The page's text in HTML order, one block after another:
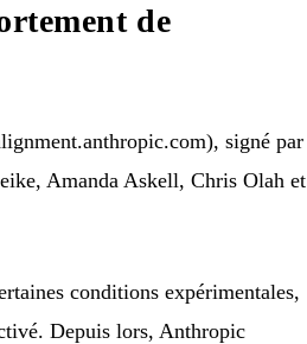
de
signé par
Amanda Askell, Chris Olah et
conditions expérimentales,
Depuis lors, Anthropic